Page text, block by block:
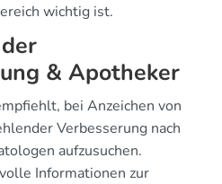
wichtig ist.
& Apotheker
bei Anzeichen von
Verbesserung nach
aufzusuchen.
Informationen zur